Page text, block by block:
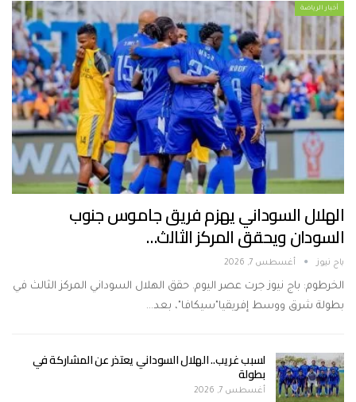
أخبار الرياضة
الهلال السوداني يهزم فريق جاموس جنوب
السودان ويحقق المركز الثالث…
باج نيوز أغسطس 7, 2026
الخرطوم: باج نيوز جرت عصر اليوم. حقق الهلال السوداني المركز الثالث في
بطولة شرق ووسط إفريقيا"سيكافا"، بعد…
لسبب غريب.. الهلال السوداني يعتذر عن المشاركة في
بطولة
أغسطس 7, 2026